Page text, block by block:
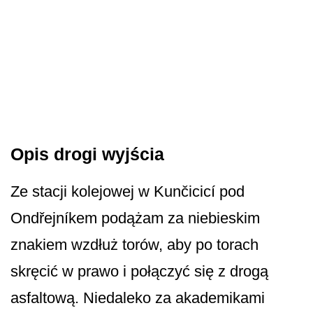
Opis drogi wyjścia
Ze stacji kolejowej w Kunčicicí pod
Ondřejníkem podążam za niebieskim
znakiem wzdłuż torów, aby po torach
skręcić w prawo i połączyć się z drogą
asfaltową. Niedaleko za akademikami